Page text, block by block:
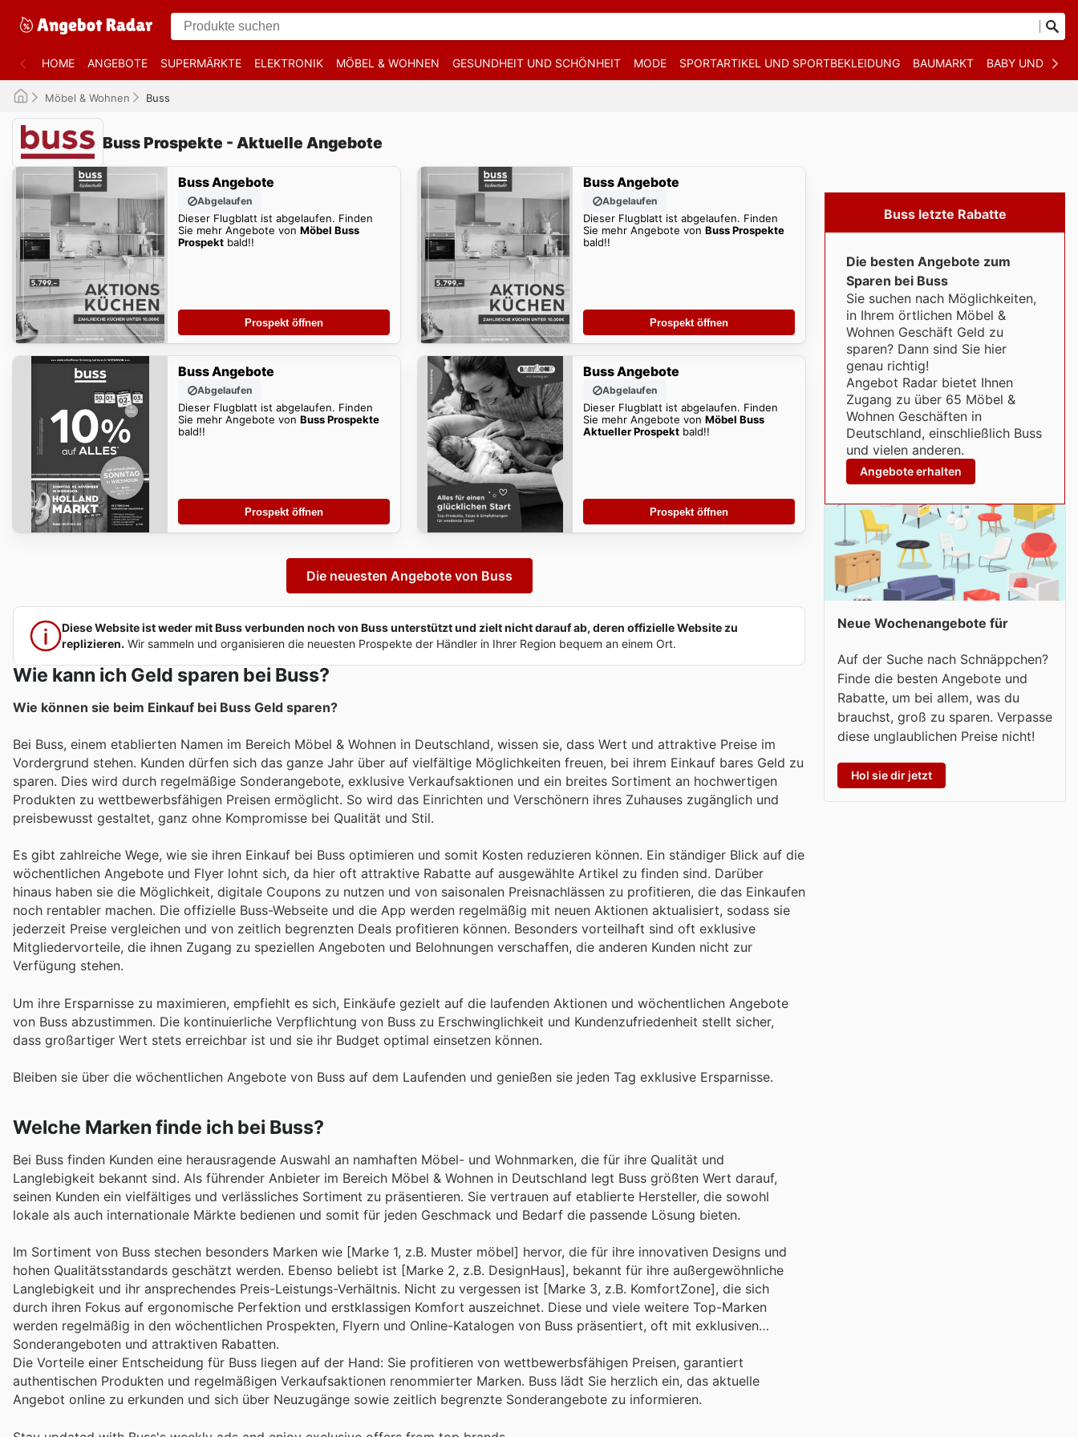
HOME ANGEBOTE SUPERMÄRKTE ELEKTRONIK MÖBEL & WOHNEN GESUNDHEIT UND SCHÖNHEIT MODE SPORTARTIKEL UND SPORTBEKLEIDUNG BAUMARKT BABY UND KIND
Möbel & Wohnen Buss
Buss Prospekte - Aktuelle Angebote
Buss Angebote
Abgelaufen
Dieser Flugblatt ist abgelaufen. Finden
Sie mehr Angebote von Möbel Buss
Prospektbald!!
Prospekt öffnen
Buss Angebote
Abgelaufen
Dieser Flugblatt ist abgelaufen. Finden
Sie mehr Angebote vonBuss Prospekte
bald!!
Prospekt öffnen
Buss Angebote
Abgelaufen
Dieser Flugblatt ist abgelaufen. Finden
Sie mehr Angebote von Buss Prospekte
bald!!
Prospekt öffnen
Buss Angebote
Abgelaufen
Dieser Flugblatt ist abgelaufen. Finden
Sie mehr Angebote vonMöbel Buss
Aktueller Prospekt bald!!
Prospekt öffnen
Die neuesten Angebote von Buss
Diese Website ist weder mit Buss verbunden noch von Buss unterstützt und zielt nicht darauf ab, deren offizielle Website zu
replizieren. Wir sammeln und organisieren die neuesten Prospekte der Händler in Ihrer Region bequem an einem Ort.
Wie kann ich Geld sparen bei Buss?
Wie können sie beim Einkauf bei Buss Geld sparen?
Bei Buss, einem etablierten Namen im Bereich Möbel & Wohnen in Deutschland, wissen sie, dass Wert und attraktive Preise im
Vordergrund stehen. Kunden dürfen sich das ganze Jahr über auf vielfältige Möglichkeiten freuen, bei ihrem Einkauf bares Geld zu
sparen. Dies wird durch regelmäßige Sonderangebote, exklusive Verkaufsaktionen und ein breites Sortiment an hochwertigen
Produkten zu wettbewerbsfähigen Preisen ermöglicht. So wird das Einrichten und Verschönern ihres Zuhauses zugänglich und
preisbewusst gestaltet, ganz ohne Kompromisse bei Qualität und Stil.
Es gibt zahlreiche Wege, wie sie ihren Einkauf bei Buss optimieren und somit Kosten reduzieren können. Ein ständiger Blick auf die
wöchentlichen Angebote und Flyer lohnt sich, da hier oft attraktive Rabatte auf ausgewählte Artikel zu finden sind. Darüber
hinaus haben sie die Möglichkeit, digitale Coupons zu nutzen und von saisonalen Preisnachlässen zu profitieren, die das Einkaufen
noch rentabler machen. Die offizielle Buss-Webseite und die App werden regelmäßig mit neuen Aktionen aktualisiert, sodass sie
jederzeit Preise vergleichen und von zeitlich begrenzten Deals profitieren können. Besonders vorteilhaft sind oft exklusive
Mitgliedervorteile, die ihnen Zugang zu speziellen Angeboten und Belohnungen verschaffen, die anderen Kunden nicht zur
Verfügung stehen.
Um ihre Ersparnisse zu maximieren, empfiehlt es sich, Einkäufe gezielt auf die laufenden Aktionen und wöchentlichen Angebote
von Buss abzustimmen. Die kontinuierliche Verpflichtung von Buss zu Erschwinglichkeit und Kundenzufriedenheit stellt sicher,
dass großartiger Wert stets erreichbar ist und sie ihr Budget optimal einsetzen können.
Bleiben sie über die wöchentlichen Angebote von Buss auf dem Laufenden und genießen sie jeden Tag exklusive Ersparnisse.
Welche Marken finde ich bei Buss?
Bei Buss finden Kunden eine herausragende Auswahl an namhaften Möbel- und Wohnmarken, die für ihre Qualität und
Langlebigkeit bekannt sind. Als führender Anbieter im Bereich Möbel & Wohnen in Deutschland legt Buss größten Wert darauf,
seinen Kunden ein vielfältiges und verlässliches Sortiment zu präsentieren. Sie vertrauen auf etablierte Hersteller, die sowohl
lokale als auch internationale Märkte bedienen und somit für jeden Geschmack und Bedarf die passende Lösung bieten.
Im Sortiment von Buss stechen besonders Marken wie [Marke 1, z.B. Muster möbel] hervor, die für ihre innovativen Designs und
hohen Qualitätsstandards geschätzt werden. Ebenso beliebt ist [Marke 2, z.B. DesignHaus], bekannt für ihre außergewöhnliche
Langlebigkeit und ihr ansprechendes Preis-Leistungs-Verhältnis. Nicht zu vergessen ist [Marke 3, z.B. KomfortZone], die sich
durch ihren Fokus auf ergonomische Perfektion und erstklassigen Komfort auszeichnet. Diese und viele weitere Top-Marken
werden regelmäßig in den wöchentlichen Prospekten, Flyern und Online-Katalogen von Buss präsentiert, oft mit exklusiven
Sonderangeboten und attraktiven Rabatten.
Die Vorteile einer Entscheidung für Buss liegen auf der Hand: Sie profitieren von wettbewerbsfähigen Preisen, garantiert
authentischen Produkten und regelmäßigen Verkaufsaktionen renommierter Marken. Buss lädt Sie herzlich ein, das aktuelle
Angebot online zu erkunden und sich über Neuzugänge sowie zeitlich begrenzte Sonderangebote zu informieren.
Buss letzte Rabatte
Die besten Angebote zum
Sparen bei Buss
Sie suchen nach Möglichkeiten,
in Ihrem örtlichen Möbel &
Wohnen Geschäft Geld zu
sparen? Dann sind Sie hier
genau richtig!
Angebot Radar bietet Ihnen
Zugang zu über 65 Möbel &
Wohnen Geschäften in
Deutschland, einschließlich Buss
und vielen anderen.
Angebote erhalten
Neue Wochenangebote für
Auf der Suche nach Schnäppchen?
Finde die besten Angebote und
Rabatte, um bei allem, was du
brauchst, groß zu sparen. Verpasse
diese unglaublichen Preise nicht!
Hol sie dir jetzt